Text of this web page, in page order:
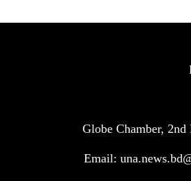
Globe Chamber,
Email: